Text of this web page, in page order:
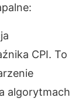
CPI. To
algorytmach